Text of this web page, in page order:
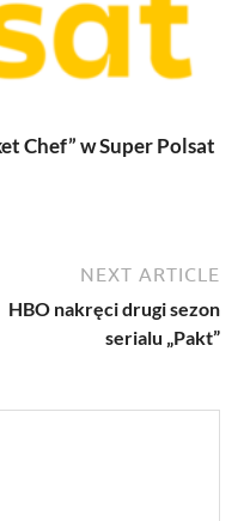
Chef” w Super Polsat
NEXT ARTICLE
HBO nakręci drugi sezon
serialu „Pakt”